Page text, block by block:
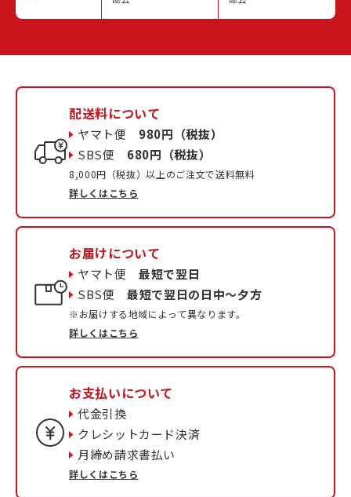
配送料について
ヤマト便 980円（税抜）
SBS便 680円（税抜）
8,000円（税抜）以上のご注文で送料無料
詳しくはこちら
お届けについて
ヤマト便最短で翌日
SBS便最短で翌日の日中〜夕方
※お届けする地域によって異なります。
詳しくはこちら
お支払いについて
代金引換
クレシットカード決済
月締め請求書払い
詳しくはこちら